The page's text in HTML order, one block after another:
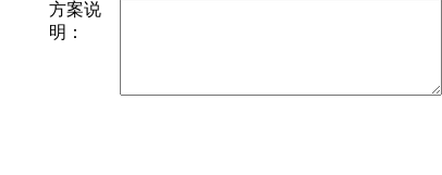
方案说
明：